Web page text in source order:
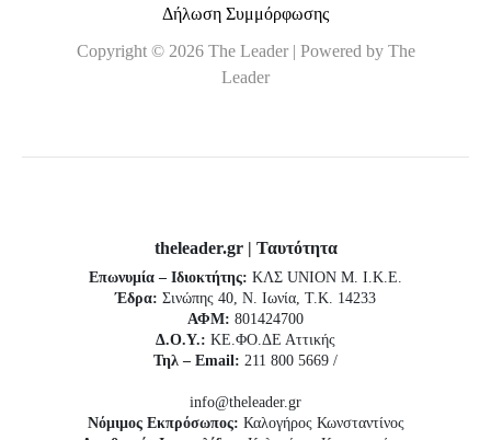
Δήλωση Συμμόρφωσης
Copyright © 2026 The Leader | Powered by The
Leader
theleader.gr | Ταυτότητα
Επωνυμία – Ιδιοκτήτης: ΚΛΣ UNION Μ. Ι.Κ.Ε.
Έδρα: Σινώπης 40, Ν. Ιωνία, Τ.Κ. 14233
ΑΦΜ: 801424700
Δ.Ο.Υ.: ΚΕ.ΦΟ.ΔΕ Αττικής
Τηλ – Email: 211 800 5669 /
info@theleader.gr
Νόμιμος Εκπρόσωπος: Καλογήρος Κωνσταντίνος